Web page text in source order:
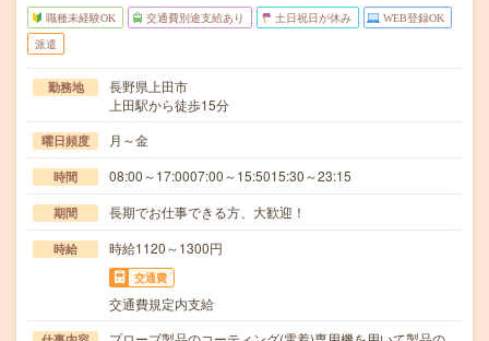
職種未経験OK 交通費別途支給あり 土日祝日が休み WEB登録OK
派遣
勤務地
長野県上田市
上田駅から徒歩15分
曜日頻度 月～金
時間 08:00～17:0007:00～15:5015:30～23:15
期間 長期でお仕事できる方、大歓迎！
時給 時給1120～1300円
交通費
交通費規定内支給